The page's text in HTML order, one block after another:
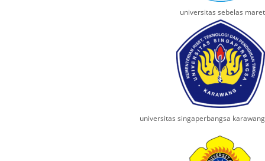
universitas sebelas maret
universitas singaperbangsa karawang